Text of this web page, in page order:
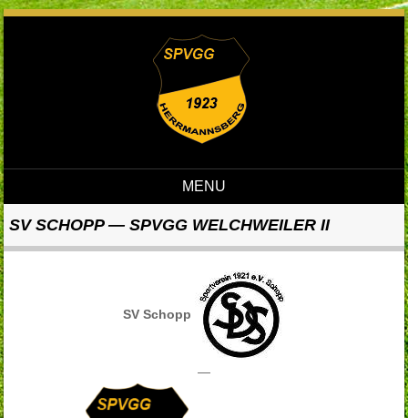
MENU
SV SCHOPP — SPVGG WELCHWEILER II
SV Schopp
—